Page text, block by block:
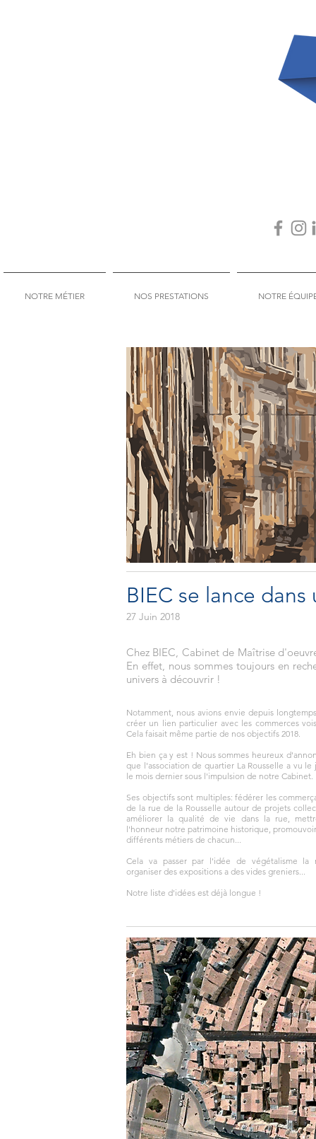
NOTRE MÉTIER NOS PRESTATIONS NOTRE
BIEC se lance
27 Juin 2018
Chez BIEC, Cabinet de Maîtrise
En effet, nous sommes toujours en
univers à découvrir !
Notamment, nous avions envie depuis
créer un lien particulier avec les commerces
Cela faisait même partie de nos objectifs 2018.
Eh bien ça y est ! Nous sommes heureux
que l'association de quartier La Rousselle a vu le
le mois dernier sous l'impulsion de notre Cabinet.
Ses objectifs sont multiples: fédérer les
de la rue de la Rousselle autour de projets
améliorer la qualité de vie dans la rue,
l'honneur notre patrimoine historique,
différents métiers de chacun...
Cela va passer par l'idée de végétalisme la
organiser des expositions a des vides greniers...
Notre liste d'idées est déjà longue !